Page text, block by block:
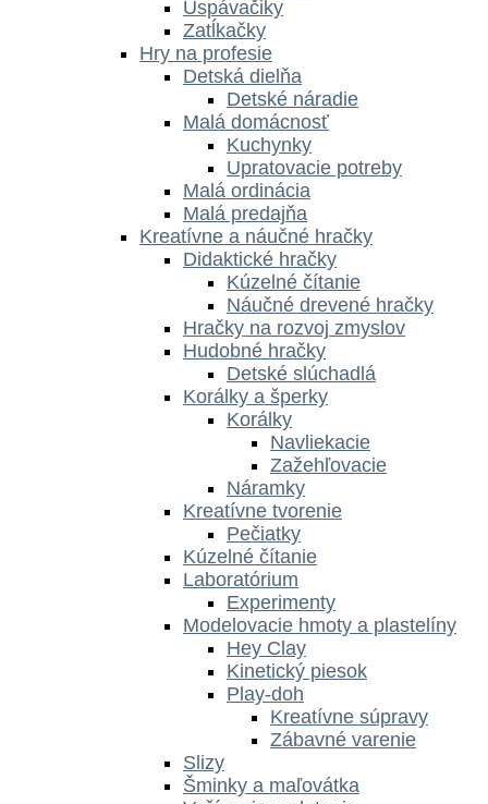
Uspávačiky
Zatĺkačky
Hry na profesie
Detská dielňa
Detské náradie
Malá domácnosť
Kuchynky
Upratovacie potreby
Malá ordinácia
Malá predajňa
Kreatívne a náučné hračky
Didaktické hračky
Kúzelné čítanie
Náučné drevené hračky
Hračky na rozvoj zmyslov
Hudobné hračky
Detské slúchadlá
Korálky a šperky
Korálky
Navliekacie
Zažehľovacie
Náramky
Kreatívne tvorenie
Pečiatky
Kúzelné čítanie
Laboratórium
Experimenty
Modelovacie hmoty a plastelíny
Hey Clay
Kinetický piesok
Play-doh
Kreatívne súpravy
Zábavné varenie
Slizy
Šminky a maľovátka